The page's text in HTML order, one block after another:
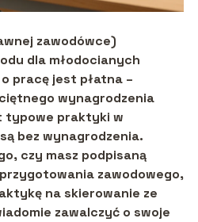
zawodówce)
dla młodocianych
o pracę jest płatna –
wynagrodzenia
typowe praktyki w
bez wynagrodzenia.
czy masz podpisaną
zawodowego,
na skierowanie ze
zawalczyć o swoje